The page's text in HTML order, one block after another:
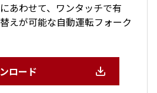
あわせて、ワンタッチで有
えが可能な自動運転フォーク
ロード